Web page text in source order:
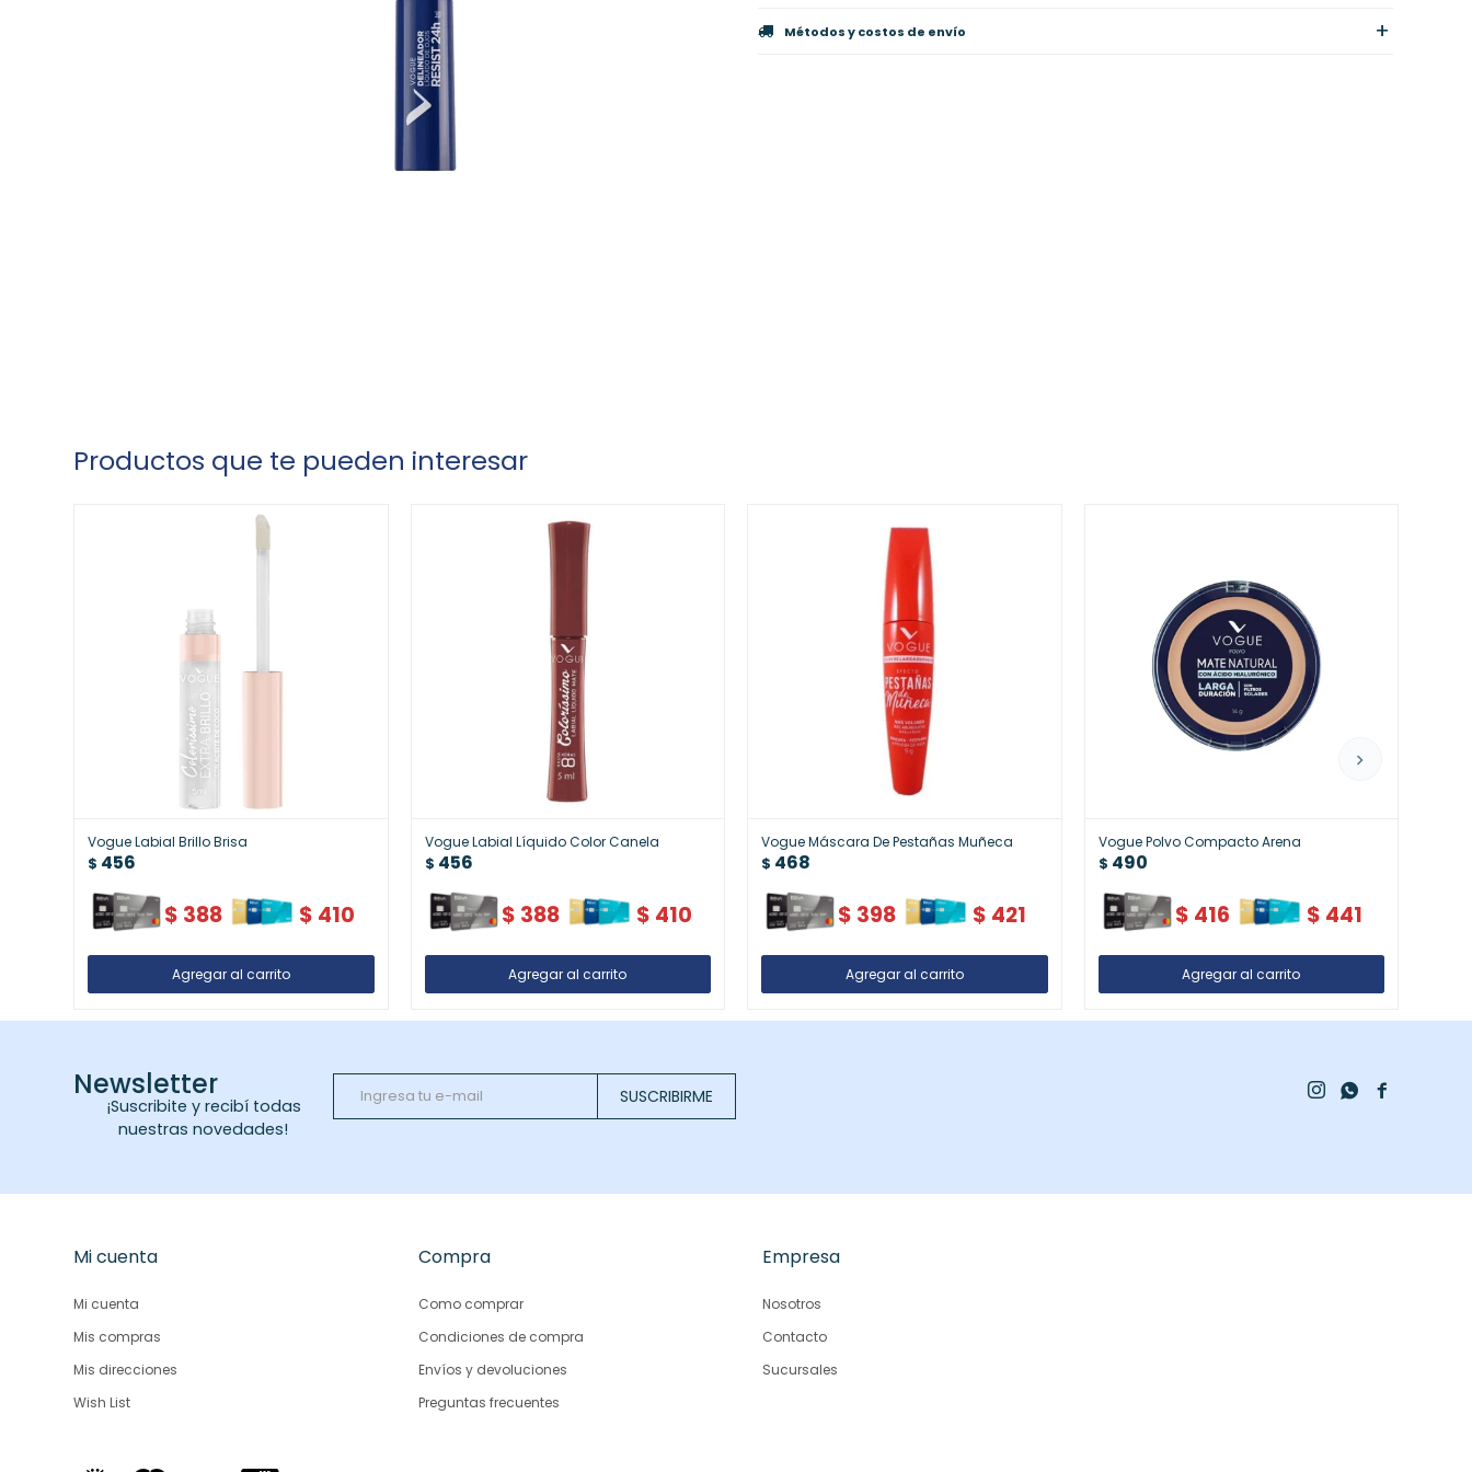
Métodos y costos de envío
Productos que te pueden interesar
Vogue Labial Brillo Brisa
$ 456
$ 388 $ 410
Vogue Labial Líquido Color Canela
$ 456
$ 388 $ 410
Vogue Máscara De Pestañas Muñeca
$ 468
$ 398 $ 421
Vogue Polvo Compacto Arena
$ 490
$ 416 $ 441
Newsletter
¡Suscribite y recibí todas
nuestras novedades!
SUSCRIBIRME 
 
Mi cuenta
Mi cuenta
Mis compras
Mis direcciones
Wish List
Compra
Como comprar
Condiciones de compra
Envíos y devoluciones
Preguntas frecuentes
Empresa
Nosotros
Contacto
Sucursales